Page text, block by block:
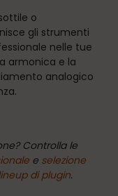
o
gli strumenti
nelle tue
armonica e la
analogico
Controlla le
e selezione
di plugin.